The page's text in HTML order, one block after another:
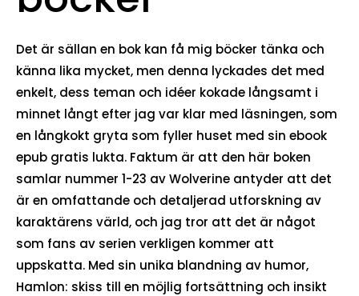
Det är sällan en bok kan få mig böcker tänka och
känna lika mycket, men denna lyckades det med
enkelt, dess teman och idéer kokade långsamt i
minnet långt efter jag var klar med läsningen, som
en långkokt gryta som fyller huset med sin ebook
epub gratis lukta. Faktum är att den här boken
samlar nummer 1-23 av Wolverine antyder att det
är en omfattande och detaljerad utforskning av
karaktärens värld, och jag tror att det är något
som fans av serien verkligen kommer att
uppskatta. Med sin unika blandning av humor,
Hamlon: skiss till en möjlig fortsättning och insikt